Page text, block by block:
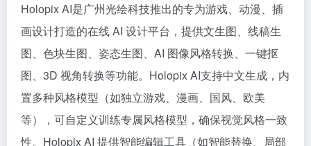
Holopix AI是广州光绘科技推出的专为游戏、动漫、插
画设计打造的在线 AI 设计平台，提供文生图、线稿生
图、色块生图、姿态生图、AI 图像风格转换、一键抠
图、3D 视角转换等功能。Holopix AI支持中文生成，内
置多种风格模型（如独立游戏、漫画、国风、欧美
等），可自定义训练专属风格模型，确保视觉风格一致
性。Holopix AI 提供智能编辑工具（如智能替换、局部